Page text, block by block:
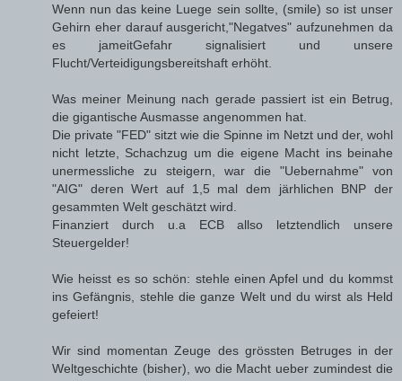
Wenn nun das keine Luege sein sollte, (smile) so ist unser
Gehirn eher darauf ausgericht,"Negatves" aufzunehmen da
es jameitGefahr signalisiert und unsere
Flucht/Verteidigungsbereitshaft erhöht.
Was meiner Meinung nach gerade passiert ist ein Betrug,
die gigantische Ausmasse angenommen hat.
Die private "FED" sitzt wie die Spinne im Netzt und der, wohl
nicht letzte, Schachzug um die eigene Macht ins beinahe
unermessliche zu steigern, war die "Uebernahme" von
"AIG" deren Wert auf 1,5 mal dem järhlichen BNP der
gesammten Welt geschätzt wird.
Finanziert durch u.a ECB allso letztendlich unsere
Steuergelder!
Wie heisst es so schön: stehle einen Apfel und du kommst
ins Gefängnis, stehle die ganze Welt und du wirst als Held
gefeiert!
Wir sind momentan Zeuge des grössten Betruges in der
Weltgeschichte (bisher), wo die Macht ueber zumindest die